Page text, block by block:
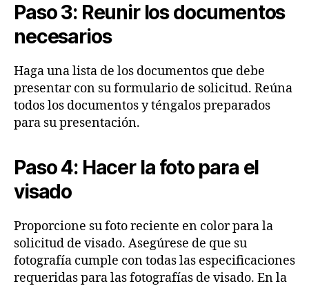
Paso 3: Reunir los documentos
necesarios
Haga una lista de los documentos que debe
presentar con su formulario de solicitud. Reúna
todos los documentos y téngalos preparados
para su presentación.
Paso 4: Hacer la foto para el
visado
Proporcione su foto reciente en color para la
solicitud de visado. Asegúrese de que su
fotografía cumple con todas las especificaciones
requeridas para las fotografías de visado. En la